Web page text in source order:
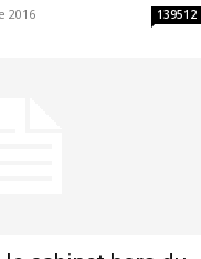
2016 139512